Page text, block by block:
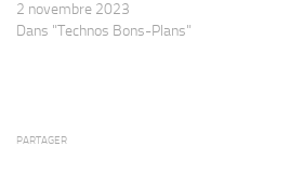
2 novembre 2023
Dans "Technos Bons-Plans"
PARTAGER